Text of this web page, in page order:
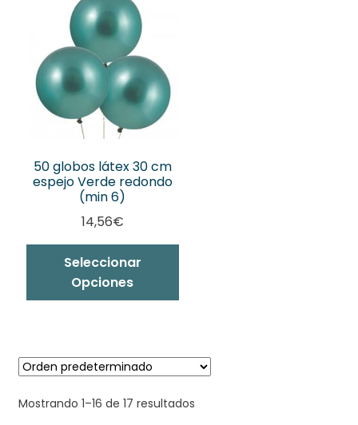
50 globos látex 30 cm
espejo Verde redondo
(min 6)
14,56€
Seleccionar
Opciones
Mostrando 1–16 de 17 resultados